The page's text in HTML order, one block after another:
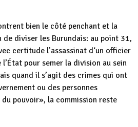
bien le côté penchant et la
diviser les Burundais: au point 31,
certitude l’assassinat d‘un officier
pour semer la division au sein
quand il s’agit des crimes qui ont
ou des personnes
pouvoir», la commission reste